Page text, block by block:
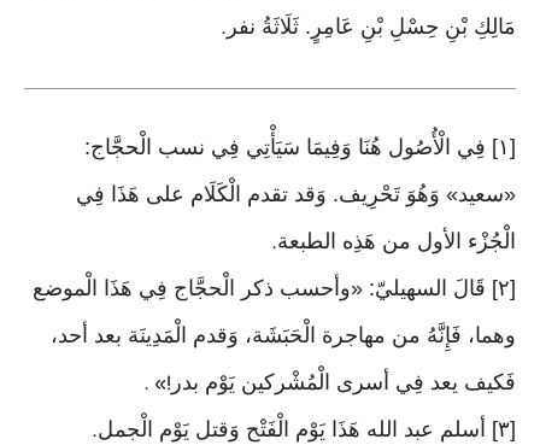
مَالِكِ بْنِ حِسْلِ بْنِ عَامِرٍ. ثَلَاثَةُ نفر .
[١] فِي الْأُصُول هُنَا وَفِيمَا سَيَأْتِي فِي نسب الْحجَّاج:
«سعيد» وَهُوَ تَحْرِيف. وَقد تقدم الْكَلَام على هَذَا فِي
الْجُزْء الأول من هَذِه الطبعة.
[٢] قَالَ السهيليّ: «وأحسب ذكر الْحجَّاج فِي هَذَا الْموضع
وهما، فَإِنَّهُ من مهاجرة الْحَبَشَة، وَقدم الْمَدِينَة بعد أحد،
فَكيف يعد فِي أسرى الْمُشْركين يَوْم بدر !» .
[٣] أسلم عبد الله هَذَا يَوْم الْفَتْح وَقتل يَوْم الْجمل .